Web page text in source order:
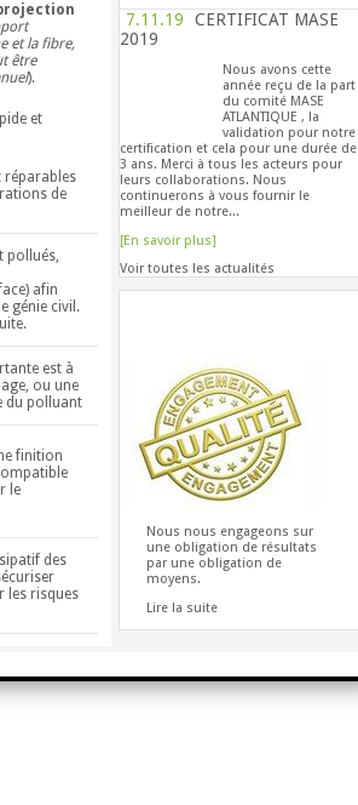
et la fibre,
être
).
et
réparables
de
pollués,
afin
génie civil.
est à
ou une
du polluant
finition
le
des
les risques
7.11.19
CERTIFICAT MASE
2019
Nous avons cette
année reçu de la part
du comité MASE
ATLANTIQUE , la
validation pour notre
certification et cela pour une durée de
3 ans. Merci à tous les acteurs pour
leurs collaborations. Nous
continuerons à vous fournir le
meilleur de notre...
[En savoir plus]
Voir toutes les actualités
Nous nous engageons sur
une obligation de résultats
par une obligation de
moyens.
Lire la suite